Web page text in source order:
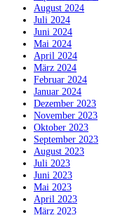
August 2024
Juli 2024
Juni 2024
Mai 2024
April 2024
März 2024
Februar 2024
Januar 2024
Dezember 2023
November 2023
Oktober 2023
September 2023
August 2023
Juli 2023
Juni 2023
Mai 2023
April 2023
März 2023